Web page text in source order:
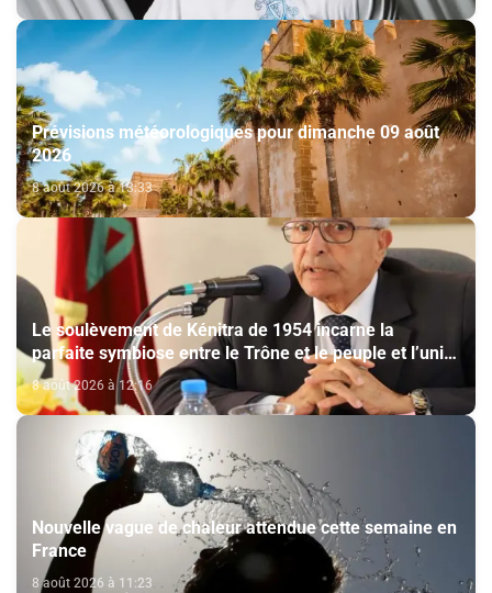
Prévisions météorologiques pour dimanche 09 août
2026
8 août 2026 à 13:33
Le soulèvement de Kénitra de 1954 incarne la
parfaite symbiose entre le Trône et le peuple et l’unité
de volonté et de destin (M. El Ktiri)
8 août 2026 à 12:16
Nouvelle vague de chaleur attendue cette semaine en
France
8 août 2026 à 11:23